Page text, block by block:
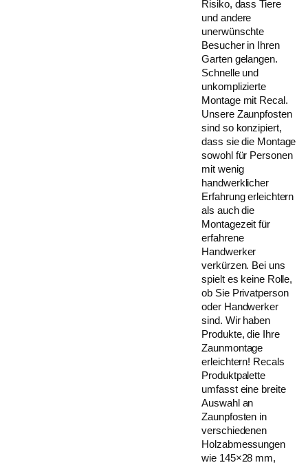
Risiko, dass Tiere
und andere
unerwünschte
Besucher in Ihren
Garten gelangen.
Schnelle und
unkomplizierte
Montage mit Recal.
Unsere Zaunpfosten
sind so konzipiert,
dass sie die Montage
sowohl für Personen
mit wenig
handwerklicher
Erfahrung erleichtern
als auch die
Montagezeit für
erfahrene
Handwerker
verkürzen. Bei uns
spielt es keine Rolle,
ob Sie Privatperson
oder Handwerker
sind. Wir haben
Produkte, die Ihre
Zaunmontage
erleichtern! Recals
Produktpalette
umfasst eine breite
Auswahl an
Zaunpfosten in
verschiedenen
Holzabmessungen
wie 145×28 mm,